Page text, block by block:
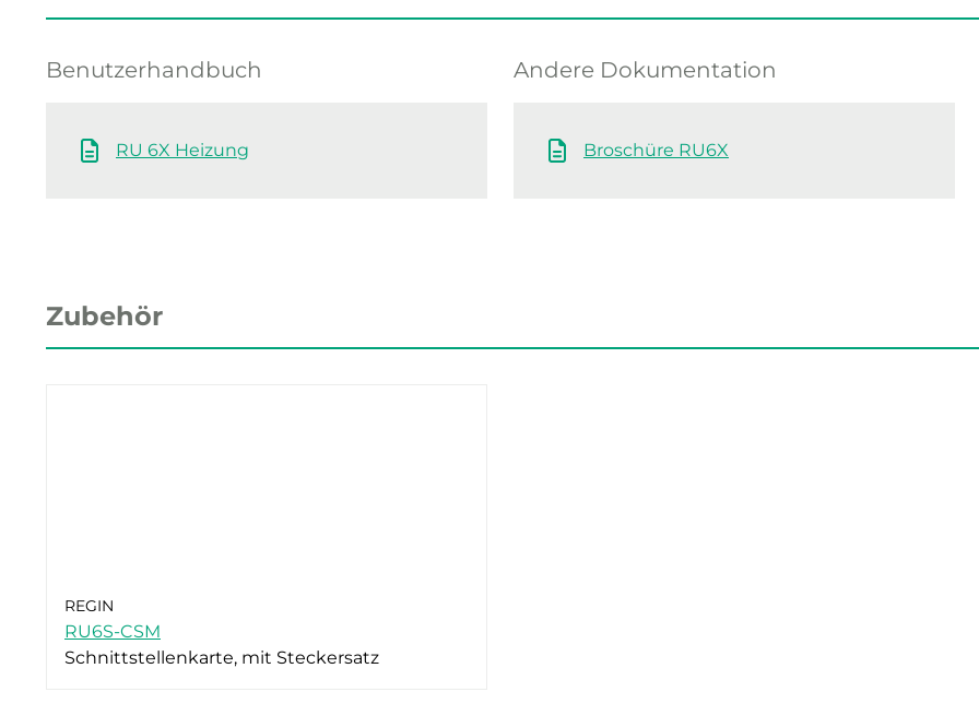
Benutzerhandbuch
RU 6X Heizung
Andere Dokumentation
Broschüre RU6X
Zubehör
REGIN
RU6S-CSM
Schnittstellenkarte, mit Steckersatz